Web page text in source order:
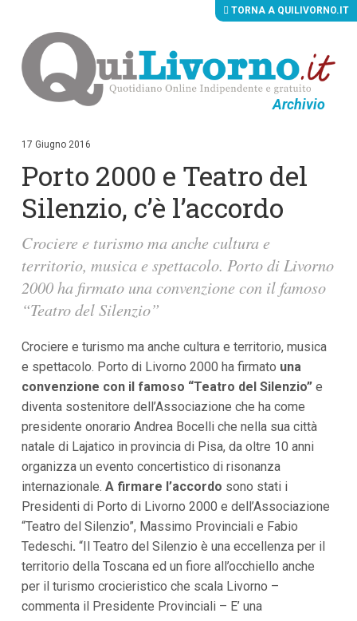
Archivio
i
i
n
n
u
i
p
n
i
p
l
i
a
i
a
l
M
e
P
r
i
n
TORNA A QUILIVORNO.IT
17 Giugno 2016
Porto 2000 e Teatro del
Silenzio, c’è l’accordo
Crociere e turismo ma anche cultura e
territorio, musica e spettacolo. Porto di Livorno
2000 ha firmato una convenzione con il famoso
“Teatro del Silenzio”
Crociere e turismo ma anche cultura e territorio, musica
e spettacolo. Porto di Livorno 2000 ha firmato una
convenzione con il famoso “Teatro del Silenzio”e
diventa sostenitore dell’Associazione che ha come
presidente onorario Andrea Bocelli che nella sua città
natale di Lajatico in provincia di Pisa, da oltre 10 anni
organizza un evento concertistico di risonanza
internazionale. A firmare l’accordo sono stati i
Presidenti di Porto di Livorno 2000 e dell’Associazione
“Teatro del Silenzio”, Massimo Provinciali e Fabio
Tedeschi. “Il Teatro del Silenzio è una eccellenza per il
territorio della Toscana ed un fiore all’occhiello anche
per il turismo crocieristico che scala Livorno –
commenta il Presidente Provinciali – E’ una